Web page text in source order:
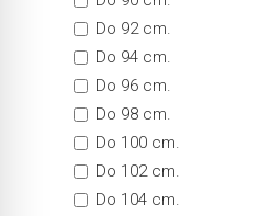
Do 92 cm.
Do 94 cm.
Do 96 cm.
Do 98 cm.
Do 100 cm.
Do 102 cm.
Do 104 cm.